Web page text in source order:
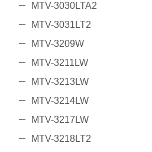
MTV-3030LTA2
MTV-3031LT2
MTV-3209W
MTV-3211LW
MTV-3213LW
MTV-3214LW
MTV-3217LW
MTV-3218LT2